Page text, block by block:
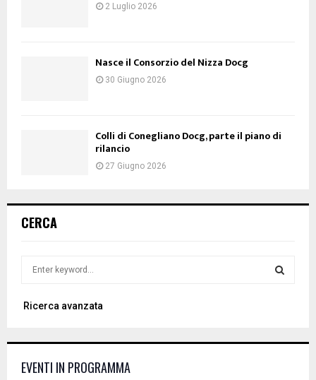
2 Luglio 2026
Nasce il Consorzio del Nizza Docg
30 Giugno 2026
Colli di Conegliano Docg, parte il piano di
rilancio
27 Giugno 2026
CERCA
r
o
Ricerca avanzata
EVENTI IN PROGRAMMA